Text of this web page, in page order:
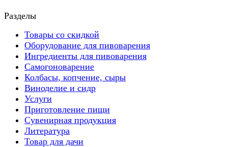
Разделы
Товары со скидкой
Оборудование для пивоварения
Ингредиенты для пивоварения
Самогоноварение
Колбасы, копчение, сыры
Виноделие и сидр
Услуги
Приготовление пищи
Сувенирная продукция
Литература
Товар для дачи